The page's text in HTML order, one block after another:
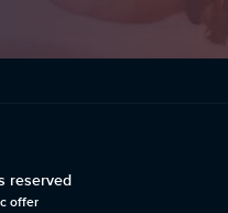
reserved
offer